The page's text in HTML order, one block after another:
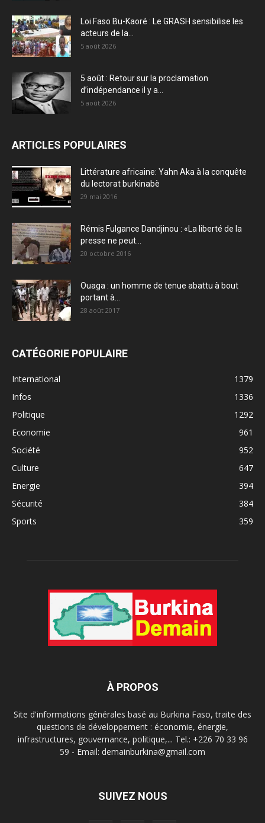
Loi Faso Bu-Kaoré : Le GRASH sensibilise les
acteurs de la...
5 août 2026
5 août : Retour sur la proclamation
d’indépendance il y a...
5 août 2026
ARTICLES POPULAIRES
Littérature africaine: Yahn Aka à la conquête
du lectorat burkinabè
29 mai 2016
Rémis Fulgance Dandjinou : «La liberté de la
presse ne peut...
20 octobre 2016
Ouaga : un homme de tenue abattu à bout
portant à...
28 août 2017
CATÉGORIE POPULAIRE
International
1379
Infos
1336
Politique
1292
Economie
961
Société
952
Culture
647
Energie
394
Sécurité
384
Sports
359
À PROPOS
Site d'informations générales basé au Burkina Faso, traite des
questions de développement : économie, énergie,
infrastructures, gouvernance, politique,... Tel.: +226 70 33 96
59 - Email: demainburkina@gmail.com
SUIVEZ NOUS